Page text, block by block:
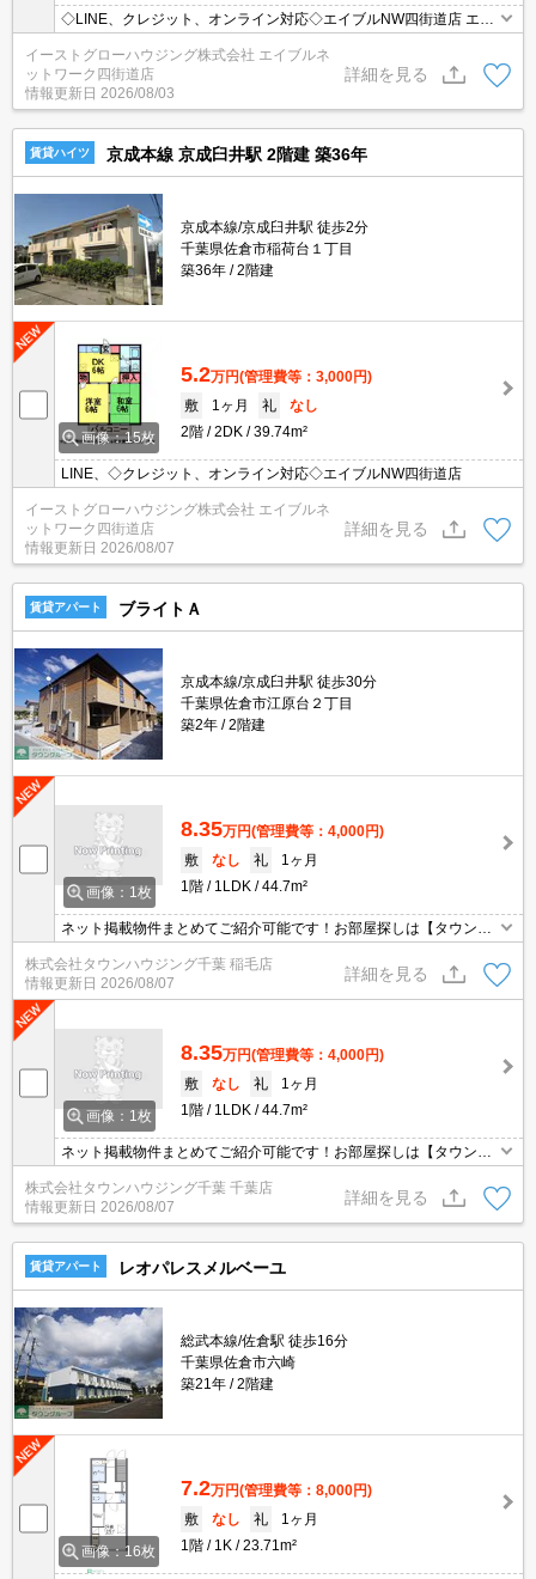
◇LINE、クレジット、オンライン対応◇エイブルNW四街道店 エア
コン付き。温水洗浄便座付き。浴室乾燥機付。
イーストグローハウジング株式会社 エイブルネ
ットワーク四街道店
情報更新日 2026/08/03
詳細を見る
賃貸ハイツ 京成本線 京成臼井駅 2階建 築36年
京成本線/京成臼井駅 徒歩2分
千葉県佐倉市稲荷台１丁目
築36年
2階建
画像：15枚
5.2万円(管理費等：3,000円)
敷
1ヶ月 礼
なし
2階
2DK 39.74m²
LINE、◇クレジット、オンライン対応◇エイブルNW四街道店
イーストグローハウジング株式会社 エイブルネ
ットワーク四街道店
情報更新日 2026/08/07
詳細を見る
賃貸アパート ブライトＡ
京成本線/京成臼井駅 徒歩30分
千葉県佐倉市江原台２丁目
築2年
2階建
画像：1枚
8.35万円(管理費等：4,000円)
敷
なし 礼
1ヶ月
1階
1LDK 44.7m²
ネット掲載物件まとめてご紹介可能です！お部屋探しは【タウンハ
ウジング】にお任せください！※オンライン内見・現地待ち合わせ
は事前にご相談ください。
株式会社タウンハウジング千葉 稲毛店
情報更新日 2026/08/07
詳細を見る
画像：1枚
8.35万円(管理費等：4,000円)
敷
なし 礼
1ヶ月
1階
1LDK 44.7m²
ネット掲載物件まとめてご紹介可能です！お部屋探しは【タウンハ
ウジング】にお任せください！※オンライン内見・現地待ち合わせ
は事前にご相談ください。
株式会社タウンハウジング千葉 千葉店
情報更新日 2026/08/07
詳細を見る
賃貸アパート レオパレスメルベーユ
総武本線/佐倉駅 徒歩16分
千葉県佐倉市六崎
築21年
2階建
画像：16枚
7.2万円(管理費等：8,000円)
敷
なし 礼
1ヶ月
1階
1K 23.71m²